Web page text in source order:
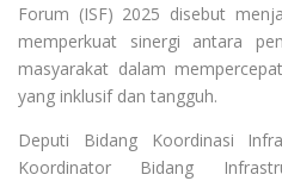
Forum (ISF) 2025 disebut
memperkuat sinergi antara
masyarakat dalam
yang inklusif dan tangguh.
Deputi Bidang Koordinasi
Koordinator Bidang